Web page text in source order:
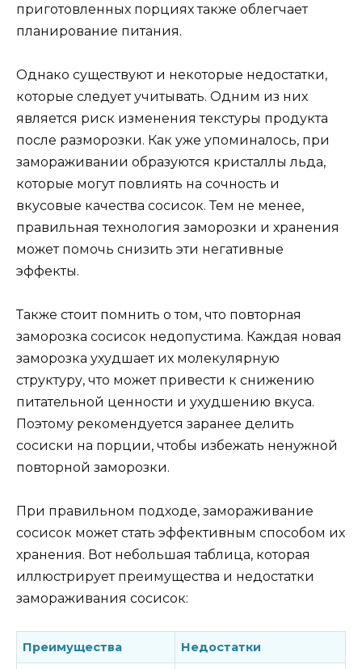
приготовленных порциях также облегчает
планирование питания.
Однако существуют и некоторые недостатки,
которые следует учитывать. Одним из них
является риск изменения текстуры продукта
после разморозки. Как уже упоминалось, при
замораживании образуются кристаллы льда,
которые могут повлиять на сочность и
вкусовые качества сосисок. Тем не менее,
правильная технология заморозки и хранения
может помочь снизить эти негативные
эффекты.
Также стоит помнить о том, что повторная
заморозка сосисок недопустима. Каждая новая
заморозка ухудшает их молекулярную
структуру, что может привести к снижению
питательной ценности и ухудшению вкуса.
Поэтому рекомендуется заранее делить
сосиски на порции, чтобы избежать ненужной
повторной заморозки.
При правильном подходе, замораживание
сосисок может стать эффективным способом их
хранения. Вот небольшая таблица, которая
иллюстрирует преимущества и недостатки
замораживания сосисок:
Преимущества Недостатки